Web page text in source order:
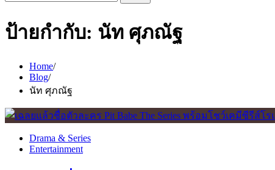
ป้ายกำกับ: นัท ศุภณัฐ
Home
Blog
นัท ศุภณัฐ
Drama & Series
Entertainment